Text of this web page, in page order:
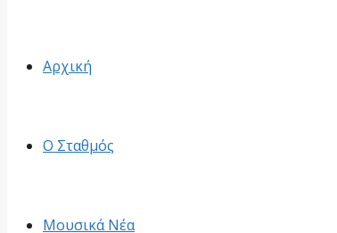
Αρχική
Ο Σταθμός
Μουσικά Νέα